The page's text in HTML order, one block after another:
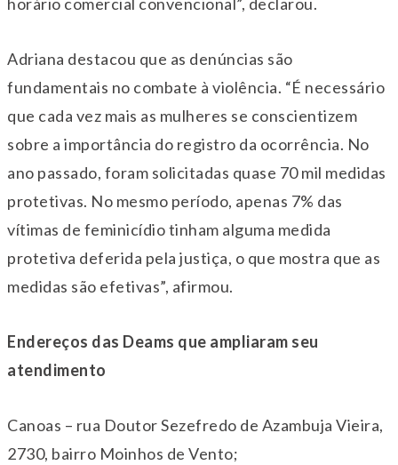
Adriana destacou que as denúncias são
fundamentais no combate à violência. “É necessário
que cada vez mais as mulheres se conscientizem
sobre a importância do registro da ocorrência. No
ano passado, foram solicitadas quase 70 mil medidas
protetivas. No mesmo período, apenas 7% das
vítimas de feminicídio tinham alguma medida
protetiva deferida pela justiça, o que mostra que as
medidas são efetivas”, afirmou.
Endereços das Deams que ampliaram seu
atendimento
Canoas – rua Doutor Sezefredo de Azambuja Vieira,
2730, bairro Moinhos de Vento;